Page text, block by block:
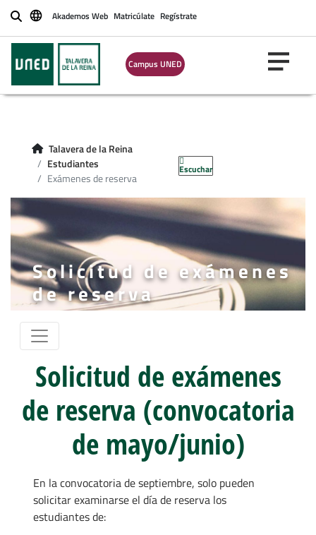
BuscarAkademos Web Matricúlate Regístrate
Campus UNED
Talavera de la Reina
Estudiantes
Exámenes de reserva
Escuchar
Solicitud de exámenes
de reserva
Solicitud de exámenes
de reserva (convocatoria
de mayo/junio)
En la convocatoria de septiembre, solo pueden
solicitar examinarse el día de reserva los
estudiantes de: